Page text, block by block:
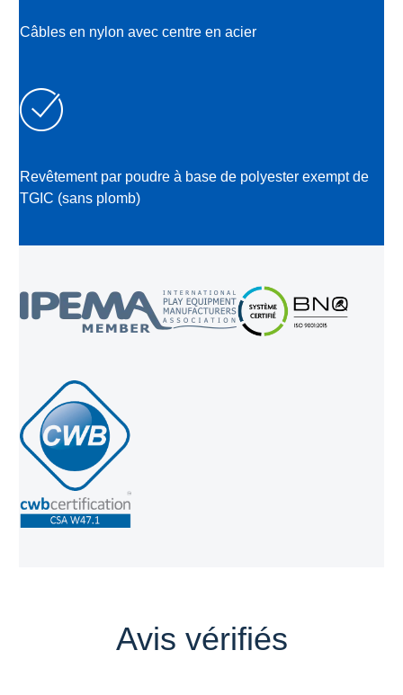
Câbles en nylon avec centre en acier
Revêtement par poudre à base de polyester exempt de
TGIC (sans plomb)
Avis vérifiés